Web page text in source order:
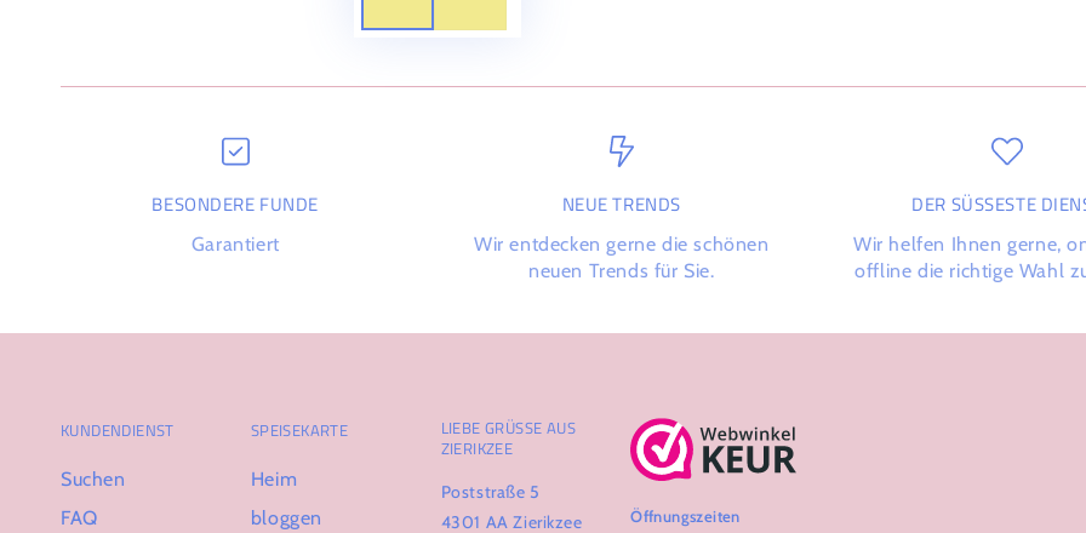
BESONDERE FUNDE
Garantiert
NEUE TRENDS
Wir entdecken gerne die schönen
neuen Trends für Sie.
DER SÜSSESTE
Wir helfen Ihnen gerne,
offline die richtige Wahl
KUNDENDIENST
Suchen
FAQ
SPEISEKARTE
Heim
bloggen
LIEBE GRÜSSE AUS Z
IERIKZEE
Poststraße 5
4301 AA Zierikzee
Öffnungszeiten